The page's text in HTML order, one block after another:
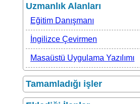
Uzmanlık Alanları
Eğitim Danışmanı
İngilizce Çevirmen
Masaüstü Uygulama Yazılımı
Tamamladığı işler